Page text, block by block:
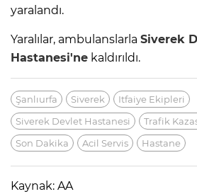
yaralandı.
Yaralılar, ambulanslarla Siverek
Hastanesi'ne kaldırıldı.
Şanlıurfa Siverek
Itfaiye Ekipleri
Siverek Devlet Hastanesi
Trafik
Son Dakika
Acil Servis Hastane
Kaynak: AA